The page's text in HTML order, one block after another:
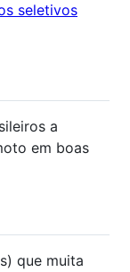
seletivos
a
em boas
que muita